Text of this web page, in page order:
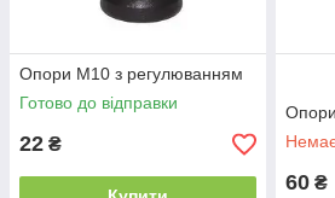
Опори М10 з регулюванням
Готово до відправки
22 ₴
60 ₴